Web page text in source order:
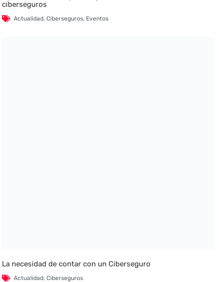
ciberseguros
Actualidad,Ciberseguros, Eventos
La necesidad de contar con un Ciberseguro
Actualidad,Ciberseguros